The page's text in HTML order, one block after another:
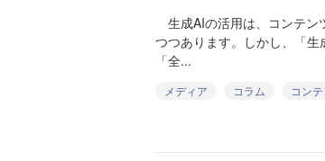
生成AIの活用は、コンテン
つつあります。しかし、「生
「全...
メディア コラム コン